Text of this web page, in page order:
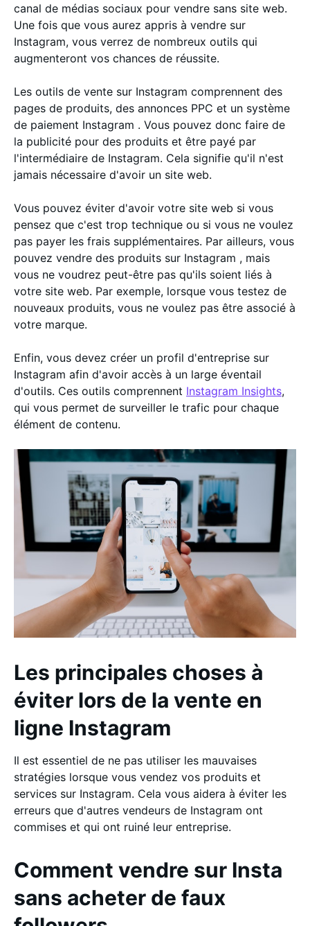
canal de médias sociaux pour vendre sans site web.
Une fois que vous aurez appris à vendre sur
Instagram, vous verrez de nombreux outils qui
augmenteront vos chances de réussite.
Les outils de vente sur Instagram comprennent des
pages de produits, des annonces PPC et un système
de paiement Instagram . Vous pouvez donc faire de
la publicité pour des produits et être payé par
l'intermédiaire de Instagram. Cela signifie qu'il n'est
jamais nécessaire d'avoir un site web.
Vous pouvez éviter d'avoir votre site web si vous
pensez que c'est trop technique ou si vous ne voulez
pas payer les frais supplémentaires. Par ailleurs, vous
pouvez vendre des produits sur Instagram , mais
vous ne voudrez peut-être pas qu'ils soient liés à
votre site web. Par exemple, lorsque vous testez de
nouveaux produits, vous ne voulez pas être associé à
votre marque.
Enfin, vous devez créer un profil d'entreprise sur
Instagram afin d'avoir accès à un large éventail
d'outils. Ces outils comprennent Instagram Insights,
qui vous permet de surveiller le trafic pour chaque
élément de contenu.
Les principales choses à
éviter lors de la vente en
ligne Instagram
Il est essentiel de ne pas utiliser les mauvaises
stratégies lorsque vous vendez vos produits et
services sur Instagram. Cela vous aidera à éviter les
erreurs que d'autres vendeurs de Instagram ont
commises et qui ont ruiné leur entreprise.
Comment vendre sur Insta
sans acheter de faux